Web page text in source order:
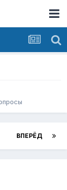
ВПЕРЁД